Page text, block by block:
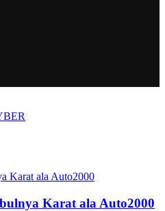
Karat ala Auto2000